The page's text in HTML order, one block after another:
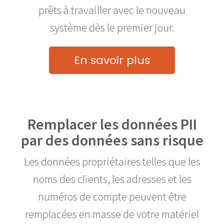
prêts à travailler avec le nouveau
système dès le premier jour.
En savoir plus
Remplacer les données PII
par des données sans risque
Les données propriétaires telles que les
noms des clients, les adresses et les
numéros de compte peuvent être
remplacées en masse de votre matériel